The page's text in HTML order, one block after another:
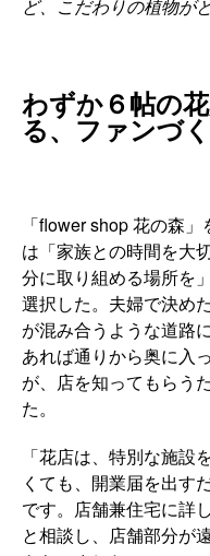
ど、こだわりの植物が
わずか６帖の
る、ファンづ
「flower shop 花の森
は「家族との時間を大
分に取り組める場所を
選択した。夫婦で決め
が混み合うような道路
あれば通りから奥に入
が、店を知ってもらう
た。
「花店は、特別な施設
くても、開業届を出す
です。店舗兼住宅に詳
と相談し、店舗部分が